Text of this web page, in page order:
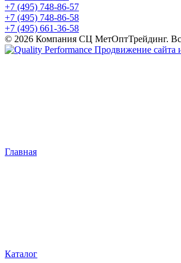
+7 (495) 748-86-57
+7 (495) 748-86-58
+7 (495) 661-36-58
© 2026 Компания СЦ МетОптТрейдинг.
Продвижение сайта
Главная
Каталог